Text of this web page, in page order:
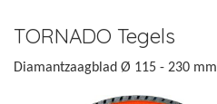
TORNADO Tegels
Diamantzaagblad Ø 115 - 230 mm